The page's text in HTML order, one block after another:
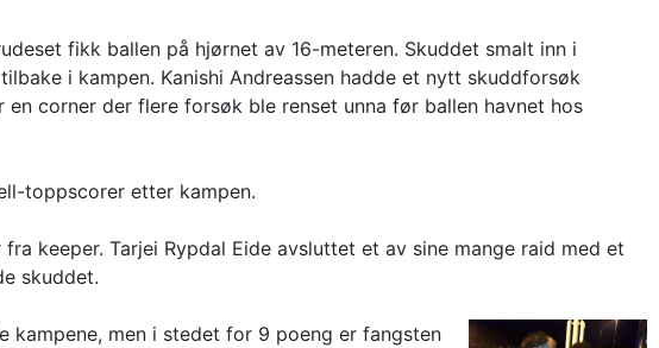
fikk ballen på hjørnet av 16-meteren. Skuddet smalt inn i
i kampen. Kanishi Andreassen hadde et nytt skuddforsøk
corner der flere forsøk ble renset unna før ballen havnet hos
toppscorer etter kampen.
keeper. Tarjei Rypdal Eide avsluttet et av sine mange raid med et
skuddet.
kampene, men i stedet for 9 poeng er fangsten